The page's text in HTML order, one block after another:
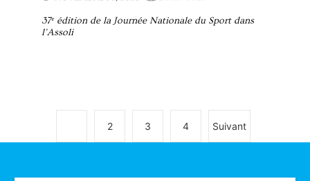
37ᵉ édition de la Journée Nationale du Sport dans
l’Assoli
2 3 4 Suivant